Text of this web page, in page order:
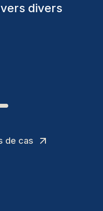
je
nouvelles
de cas